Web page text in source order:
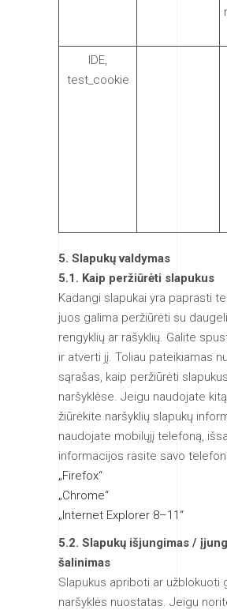
IDE,
test_cookie
5. Slapukų valdymas
5.1. Kaip peržiūrėti slapukus
Kadangi slapukai yra paprasti
juos galima peržiūrėti su
rengyklių ar rašyklių. Galite
ir atverti jį. Toliau pateikiamas
sąrašas, kaip peržiūrėti
naršyklėse. Jeigu naudojate
žiūrėkite naršyklių slapukų
naudojate mobilųjį telefoną,
informacijos rasite savo
„Firefox“
„Chrome“
„Internet Explorer 8–11“
5.2. Slapukų išjungimas /
šalinimas
Slapukus apriboti ar užblokuoti
naršyklės nuostatas. Jeigu